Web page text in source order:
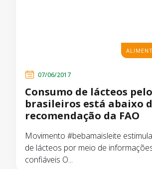
07/06/2017
Consumo de lácteos
brasileiros está abaixo
recomendação da FAO
Movimento #bebamaisleite
de lácteos por meio de
confiáveis O...